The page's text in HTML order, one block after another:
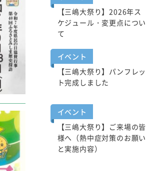
【三嶋大祭り】2026年ス
ケジュール・変更点につい
て
イベント
【三嶋大祭り】パンフレッ
ト完成しました
イベント
【三嶋大祭り】ご来場の皆
様へ（熱中症対策のお願い
と実施内容）